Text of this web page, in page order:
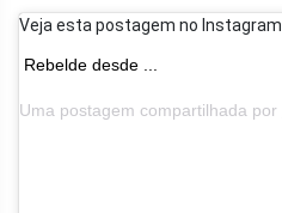
Veja esta postagem no Instagram
Rebelde desde ...
Uma postagem compartilhada por